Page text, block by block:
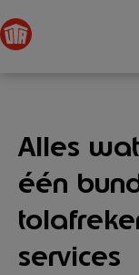
Alles
één
services